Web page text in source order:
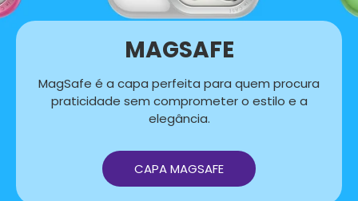
MAGSAFE
MagSafe é a capa perfeita para quem procura
praticidade sem comprometer o estilo e a
elegância.
CAPA MAGSAFE